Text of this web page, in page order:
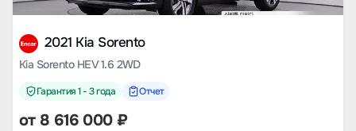
2021 Kia Sorento
Kia Sorento HEV 1.6 2WD
Гарантия 1 - 3 года Отчет
от 8 616 000₽